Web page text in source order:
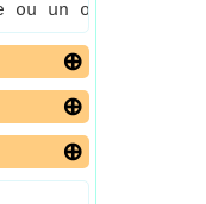
ou un objet.